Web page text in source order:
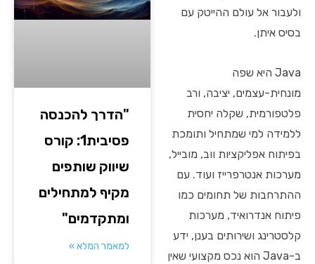
ולעבור אל עולם ההייטק עם
בסיס איתן.
Java היא שפה
מונחית-עצמים, יציבה, ורב
פלטפורמית, שקלה יחסית
ללמידה למי שמתחיל ותומכת
בפיתוח אפליקציות ווב, מובייל,
מערכות אנטרפרייז ועוד. עם
ההתרחבות של תחומים כמו
פיתוח אנדרואיד, מערכות
קלסטרינג ושירותים בענן, ידע
ב-Java הוא נכס מקצועי שאין
"הדרך להכנסה
פסיבית1: קורס
שיווק שותפים
מקיף למתחילים
ומתקדמים"
למאמר המלא »